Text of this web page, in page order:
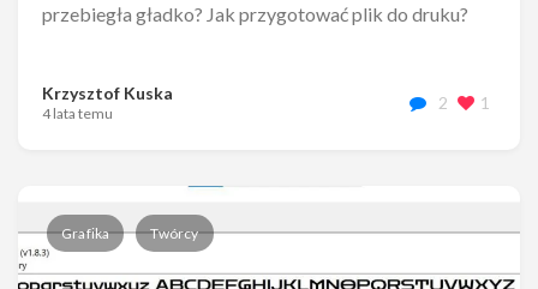
przebiegła gładko? Jak przygotować plik do druku?
Krzysztof Kuska
4 lata temu
2 1
Grafika Twórcy